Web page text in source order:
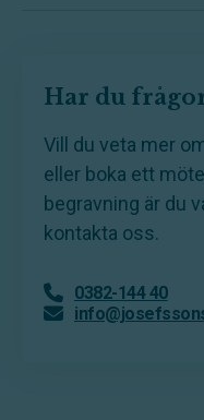
Har du
Vill du veta mer
eller boka ett
begravning är du
kontakta oss.
0382-144 40